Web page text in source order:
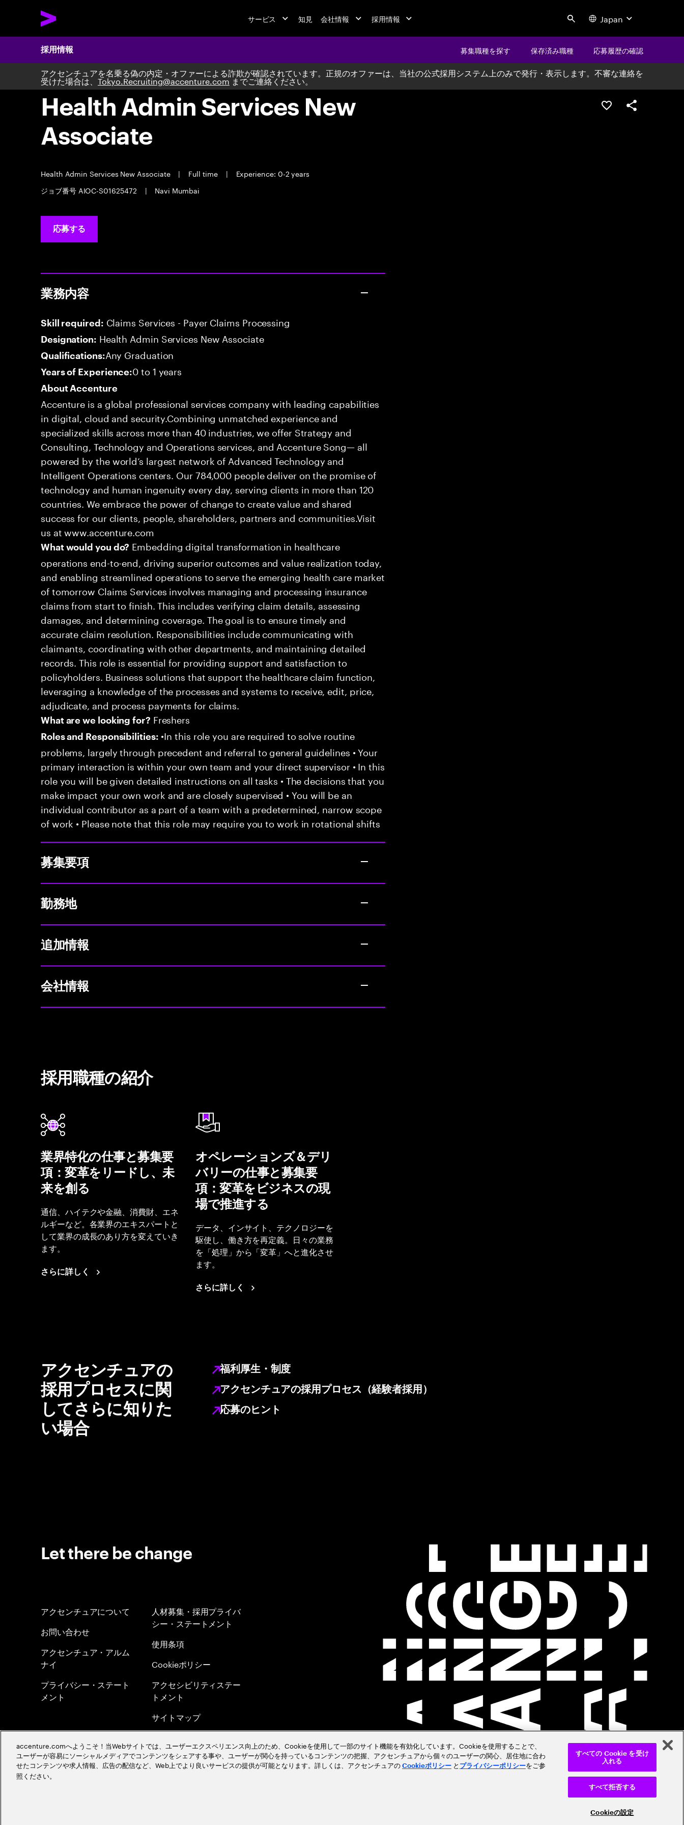
サービス 知見 会社情報 採用情報 Search Japan
採用情報 募集職種を探す 保存済み職種 応募履歴の確認
アクセンチュアを名乗る偽の内定・オファーによる詐欺が確認されています。正規のオファーは、当社の公式採用システム上のみで発行・表示します。不審な連絡を
受けた場合は、 Tokyo.Recruiting@accenture.comまでご連絡ください。
Health Admin Services New
Associate
Health Admin Services New Associate | Full time |
Experience: 0-2 years
ジョブ番号 AIOC-S01625472
| Navi Mumbai
ポジションを保存す
シェア
応募する
業務内容
Skill required: Claims Services - Payer Claims Processing
Designation: Health Admin Services New Associate
Qualifications:Any Graduation
Years of Experience:0 to 1 years
About Accenture
Accenture is a global professional services company with leading capabilities
in digital, cloud and security.Combining unmatched experience and
specialized skills across more than 40 industries, we offer Strategy and
Consulting, Technology and Operations services, and Accenture Song— all
powered by the world’s largest network of Advanced Technology and
Intelligent Operations centers. Our 784,000 people deliver on the promise of
technology and human ingenuity every day, serving clients in more than 120
countries. We embrace the power of change to create value and shared
success for our clients, people, shareholders, partners and communities.Visit
us at www.accenture.com
What would you do? Embedding digital transformation in healthcare
operations end-to-end, driving superior outcomes and value realization today,
and enabling streamlined operations to serve the emerging health care market
of tomorrow Claims Services involves managing and processing insurance
claims from start to finish. This includes verifying claim details, assessing
damages, and determining coverage. The goal is to ensure timely and
accurate claim resolution. Responsibilities include communicating with
claimants, coordinating with other departments, and maintaining detailed
records. This role is essential for providing support and satisfaction to
policyholders. Business solutions that support the healthcare claim function,
leveraging a knowledge of the processes and systems to receive, edit, price,
adjudicate, and process payments for claims.
What are we looking for? Freshers
Roles and Responsibilities: •In this role you are required to solve routine
problems, largely through precedent and referral to general guidelines • Your
primary interaction is within your own team and your direct supervisor • In this
role you will be given detailed instructions on all tasks • The decisions that you
make impact your own work and are closely supervised • You will be an
individual contributor as a part of a team with a predetermined, narrow scope
of work • Please note that this role may require you to work in rotational shifts
募集要項
勤務地
追加情報
会社情報
採用職種の紹介
業界特化の仕事と募集要
項：変革をリードし、未
来を創る
通信、ハイテクや金融、消費財、エネ
ルギーなど。各業界のエキスパートと
して業界の成長のあり方を変えていき
ます。
さらに詳しく
オペレーションズ＆デリ
バリーの仕事と募集要
項：変革をビジネスの現
場で推進する
データ、インサイト、テクノロジーを
駆使し、働き方を再定義。日々の業務
を「処理」から「変革」へと進化させ
ます。
さらに詳しく
アクセンチュアの
採用プロセスに関
してさらに知りた
い場合
福利厚生・制度
アクセンチュアの採用プロセス（経験者採用）
応募のヒント
Let there be change
アクセンチュアについて
お問い合わせ
アクセンチュア・アルム
ナイ
プライバシー・ステート
メント
人材募集・採用プライバ
シー・ステートメント
使用条項
Cookieポリシー
アクセシビリティステー
トメント
サイトマップ
シー
採用イベント情報を見る
accenture.comへようこそ！当Webサイトでは、ユーザーエクスペリエンス向上のため、Cookieを使用して一部のサイト機能を有効化しています。Cookieを使用することで、
ユーザーが容易にソーシャルメディアでコンテンツをシェアする事や、ユーザーが関心を持っているコンテンツの把握、アクセンチュアから個々のユーザーの関心、居住地に合わ
せたコンテンツや求人情報、広告の配信など、Web上でより良いサービスの提供が可能となります。詳しくは、アクセンチュアの Cookieポリシー と プライバシーポリシーをご参
照ください。
Cookieの設定
すべて拒否する
すべての Cookie を受け
入れる